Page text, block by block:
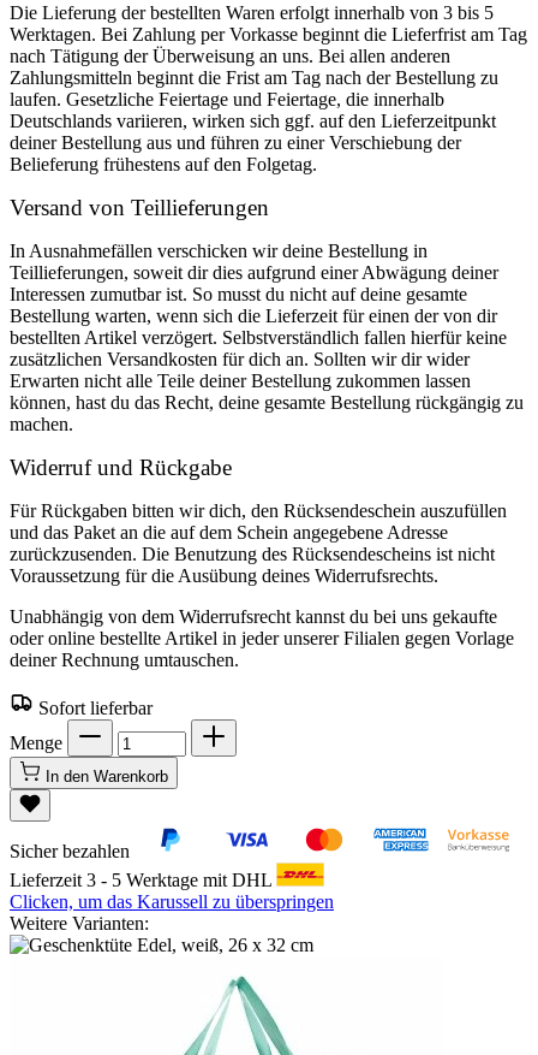
Die Lieferung der bestellten Waren erfolgt innerhalb von 3 bis 5
Werktagen. Bei Zahlung per Vorkasse beginnt die Lieferfrist am Tag
nach Tätigung der Überweisung an uns. Bei allen anderen
Zahlungsmitteln beginnt die Frist am Tag nach der Bestellung zu
laufen. Gesetzliche Feiertage und Feiertage, die innerhalb
Deutschlands variieren, wirken sich ggf. auf den Lieferzeitpunkt
deiner Bestellung aus und führen zu einer Verschiebung der
Belieferung frühestens auf den Folgetag.
Versand von Teillieferungen
In Ausnahmefällen verschicken wir deine Bestellung in
Teillieferungen, soweit dir dies aufgrund einer Abwägung deiner
Interessen zumutbar ist. So musst du nicht auf deine gesamte
Bestellung warten, wenn sich die Lieferzeit für einen der von dir
bestellten Artikel verzögert. Selbstverständlich fallen hierfür keine
zusätzlichen Versandkosten für dich an. Sollten wir dir wider
Erwarten nicht alle Teile deiner Bestellung zukommen lassen
können, hast du das Recht, deine gesamte Bestellung rückgängig zu
machen.
Widerruf und Rückgabe
Für Rückgaben bitten wir dich, den Rücksendeschein auszufüllen
und das Paket an die auf dem Schein angegebene Adresse
zurückzusenden. Die Benutzung des Rücksendescheins ist nicht
Voraussetzung für die Ausübung deines Widerrufsrechts.
Unabhängig von dem Widerrufsrecht kannst du bei uns gekaufte
oder online bestellte Artikel in jeder unserer Filialen gegen Vorlage
deiner Rechnung umtauschen.
Sofort lieferbar
Menge
In den Warenkorb
Sicher bezahlen
Lieferzeit 3 - 5 Werktage mit DHL
Clicken, um das Karussell zu überspringen
Weitere Varianten: